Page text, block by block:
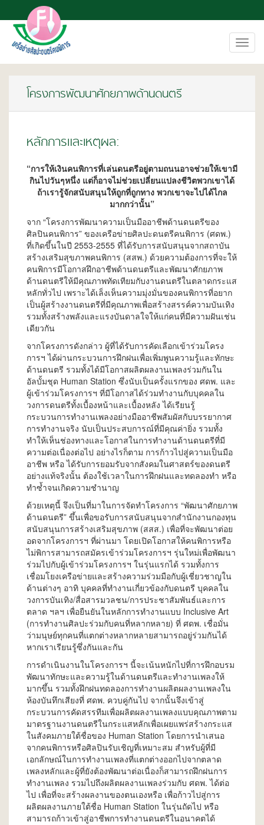
โครงการพัฒนาศักยภาพด้านดนตรี
หลักการและเหตุผล:
“การให้เงินคนพิการที่เล่นดนตรีอยู่ตามถนนอาจช่วยให้เขามี
กินไปวันๆหนึ่ง แต่ก็อาจไม่ช่วยเปลี่ยนแปลงชีวิตพวกเขาได้
ถ้าเรารู้จักสนับสนุนให้ถูกที่ถูกทาง พวกเขาจะไปได้ไกล
มากกว่านั้น”
จาก “โครงการพัฒนาความเป็นมืออาชีพด้านดนตรีของ
ศิลปินคนพิการ” ของเครือข่ายศิลปะดนตรีคนพิการ (ศดพ.)
ที่เกิดขึ้นในปี 2553-2555 ที่ได้รับการสนับสนุนจากสถาบัน
สร้างเสริมสุขภาพคนพิการ (สสพ.) ด้วยความต้องการที่จะให้
คนพิการมีโอกาสฝึกอาชีพด้านดนตรีและพัฒนาศักยภาพ
ด้านดนตรีให้มีคุณภาพทัดเทียมกับงานดนตรีในตลาดกระแส
หลักทั่วไป เพราะได้เล็งเห็นความมุ่งมั่นของคนพิการที่อยาก
เป็นผู้สร้างงานดนตรีที่มีคุณภาพเพื่อสร้างสรรค์ความบันเทิง
รวมทั้งสร้างพลังและแรงบันดาลใจให้แก่คนที่มีความฝันเช่น
เดียวกัน
จากโครงการดังกล่าว ผู้ที่ได้รับการคัดเลือกเข้าร่วมโครง
การฯ ได้ผ่านกระบวนการฝึกฝนเพื่อเพิ่มพูนความรู้และทักษะ
ด้านดนตรี รวมทั้งได้มีโอกาสผลิตผลงานเพลงร่วมกันใน
อัลบั้มชุด Human Station ซึ่งนับเป็นครั้งแรกของ ศดพ. และ
ผู้เข้าร่วมโครงการฯ ที่มีโอกาสได้ร่วมทำงานกับบุคคลใน
วงการดนตรีทั้งเบื้องหน้าและเบื้องหลัง ได้เรียนรู้
กระบวนการทำงานเพลงอย่างมืออาชีพสัมผัสกับบรรยากาศ
การทำงานจริง นับเป็นประสบการณ์ที่มีคุณค่ายิ่ง รวมทั้ง
ทำให้เห็นช่องทางและโอกาสในการทำงานด้านดนตรีที่มี
ความต่อเนื่องต่อไป อย่างไรก็ตาม การก้าวไปสู่ความเป็นมือ
อาชีพ หรือ ได้รับการยอมรับจากสังคมในศาสตร์ของดนตรี
อย่างแท้จริงนั้น ต้องใช้เวลาในการฝึกฝนและทดลองทำ หรือ
ทำซ้ำจนเกิดความชำนาญ
ด้วยเหตุนี้ จึงเป็นที่มาในการจัดทำโครงการ “พัฒนาศักยภาพ
ด้านดนตรี” ขึ้นเพื่อขอรับการสนับสนุนจากสำนักงานกองทุน
สนับสนุนการสร้างเสริมสุขภาพ (สสส.) เพื่อที่จะพัฒนาต่อย
อดจากโครงการฯ ที่ผ่านมา โดยเปิดโอกาสให้คนพิการหรือ
ไม่พิการสามารถสมัครเข้าร่วมโครงการฯ รุ่นใหม่เพื่อพัฒนา
ร่วมไปกับผู้เข้าร่วมโครงการฯ ในรุ่นแรกได้ รวมทั้งการ
เชื่อมโยงเครือข่ายและสร้างความร่วมมือกับผู้เชี่ยวชาญใน
ด้านต่างๆ อาทิ บุคคลที่ทำงานเกี่ยวข้องกับดนตรี บุคคลใน
วงการบันเทิง/สื่อสารมวลชน/การประชาสัมพันธ์และการ
ตลาด ฯลฯ เพื่อยืนยันในหลักการทำงานแบบ Inclusive Art
(การทำงานศิลปะร่วมกับคนที่หลากหลาย) ที่ ศดพ. เชื่อมั่น
ว่ามนุษย์ทุกคนที่แตกต่างหลากหลายสามารถอยู่ร่วมกันได้
หากเราเรียนรู้ซึ่งกันและกัน
การดำเนินงานในโครงการฯ นี้จะเน้นหนักไปที่การฝึกอบรม
พัฒนาทักษะและความรู้ในด้านดนตรีและทำงานเพลงให้
มากขึ้น รวมทั้งฝึกฝนทดลองการทำงานผลิตผลงานเพลงใน
ห้องบันทึกเสียงที่ ศดพ. ควบคู่กันไป จากนั้นจึงเข้าสู่
กระบวนการคัดสรรทีมเพื่อผลิตผลงานเพลงแบบคุณภาพตาม
มาตรฐานงานดนตรีในกระแสหลักเพื่อเผยแพร่สร้างกระแส
ในสังคมภายใต้ชื่อของ Human Station โดยการนำเสนอ
จากคนพิการหรือศิลปินรับเชิญที่เหมาะสม สำหรับผู้ที่มี
เอกลักษณ์ในการทำงานเพลงที่แตกต่างออกไปจากตลาด
เพลงหลักและผู้ที่ยังต้องพัฒนาต่อเนื่องก็สามารถฝึกฝนการ
ทำงานเพลง รวมไปถึงผลิตผลงานเพลงร่วมกับ ศดพ. ได้ต่อ
ไป เพื่อที่จะสร้างผลงานของตนเองหรือ เพื่อก้าวไปสู่การ
ผลิตผลงานภายใต้ชื่อ Human Station ในรุ่นถัดไป หรือ
สามารถก้าวเข้าสู่อาชีพการทำงานดนตรีในอนาคตได้